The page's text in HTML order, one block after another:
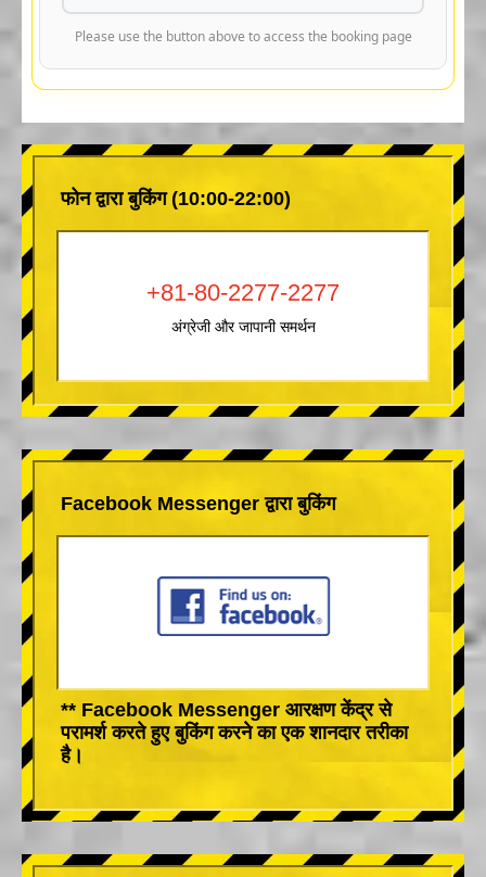
Please use the button above to access the booking page
फोन द्वारा बुकिंग (10:00-22:00)
+81-80-2277-2277
अंग्रेजी और जापानी समर्थन
Facebook Messenger द्वारा बुकिंग
** Facebook Messenger आरक्षण केंद्र से
परामर्श करते हुए बुकिंग करने का एक शानदार तरीका
है।